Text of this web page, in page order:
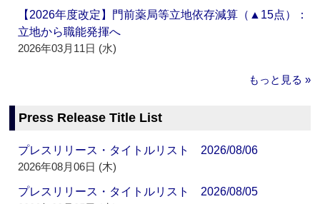
【2026年度改定】門前薬局等立地依存減算（▲15点）：
立地から職能発揮へ
2026年03月11日 (水)
もっと見る »
Press Release Title List
プレスリリース・タイトルリスト 2026/08/06
2026年08月06日 (木)
プレスリリース・タイトルリスト 2026/08/05